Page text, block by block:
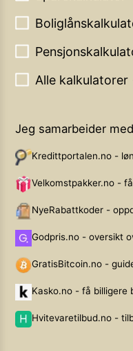
Alle
Jeg samarbeider
Kredittportalen.no -
Velkomstpakker.no -
NyeRabattkoder -
Godpris.no - oversikt
GratisBitcoin.no -
Kasko.no - få billigere
Hvitevaretilbud.no -